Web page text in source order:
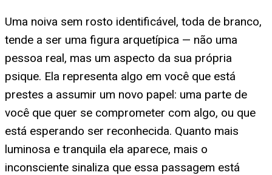
Uma noiva sem rosto identificável, toda de branco,
tende a ser uma figura arquetípica — não uma
pessoa real, mas um aspecto da sua própria
psique. Ela representa algo em você que está
prestes a assumir um novo papel: uma parte de
você que quer se comprometer com algo, ou que
está esperando ser reconhecida. Quanto mais
luminosa e tranquila ela aparece, mais o
inconsciente sinaliza que essa passagem está